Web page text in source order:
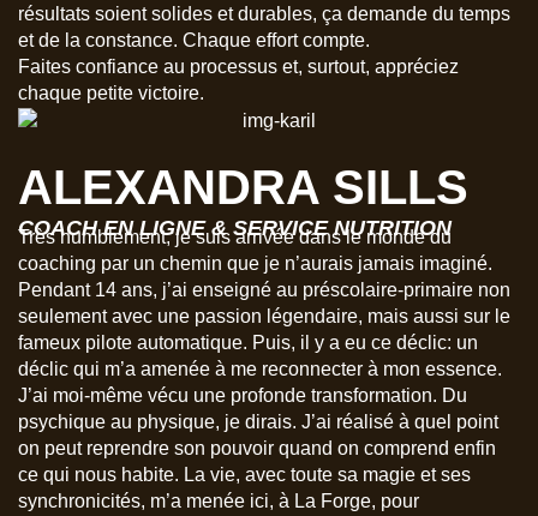
résultats soient solides et durables, ça demande du temps
et de la constance. Chaque effort compte.
Faites confiance au processus et, surtout, appréciez
chaque petite victoire.
ALEXANDRA SILLS
COACH EN LIGNE & SERVICE NUTRITION
Très humblement, je suis arrivée dans le monde du
coaching par un chemin que je n’aurais jamais imaginé.
Pendant 14 ans, j’ai enseigné au préscolaire-primaire non
seulement avec une passion légendaire, mais aussi sur le
fameux pilote automatique. Puis, il y a eu ce déclic: un
déclic qui m’a amenée à me reconnecter à mon essence.
J’ai moi-même vécu une profonde transformation. Du
psychique au physique, je dirais. J’ai réalisé à quel point
on peut reprendre son pouvoir quand on comprend enfin
ce qui nous habite. La vie, avec toute sa magie et ses
synchronicités, m’a menée ici, à La Forge, pour